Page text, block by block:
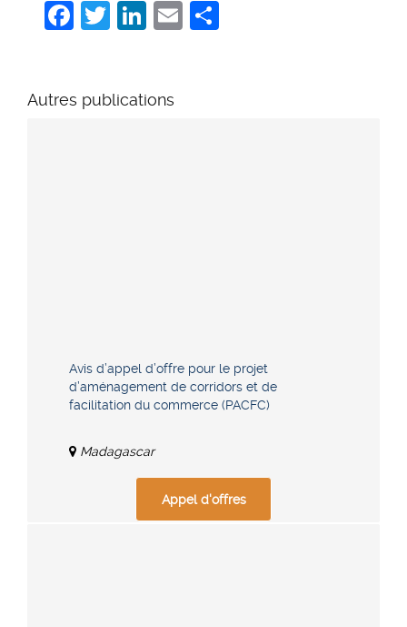
Autres publications
Avis d’appel d’offre pour le projet
d’aménagement de corridors et de
facilitation du commerce (PACFC)
Madagascar
Appel d'offres